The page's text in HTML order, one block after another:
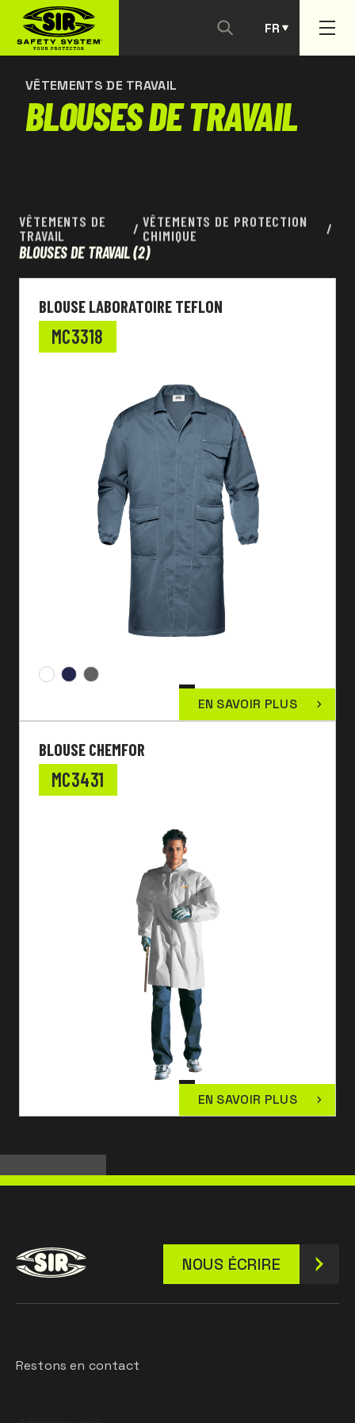
FR
PT
VÊTEMENTS DE TRAVAIL
BLOUSES DE TRAVAIL
VÊTEMENTS DE
TRAVAIL
/ VÊTEMENTS DE PROTECTION
CHIMIQUE
/
BLOUSES DE TRAVAIL(2)
BLOUSE LABORATOIRE TEFLON
MC3318
EN SAVOIR PLUS
BLOUSE CHEMFOR
MC3431
EN SAVOIR PLUS
NOUS ÉCRIRE
Restons en contact
NOUS CONTACTER